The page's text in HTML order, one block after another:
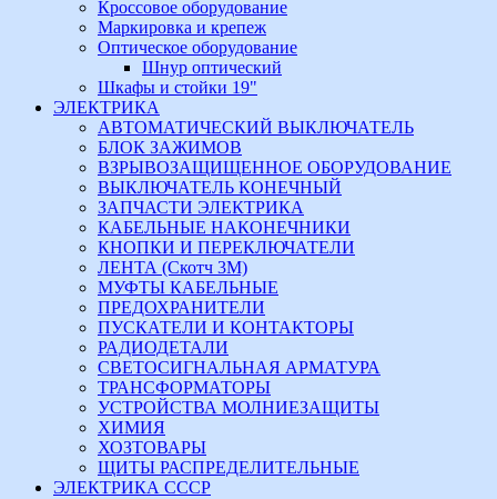
Кроссовое оборудование
Маркировка и крепеж
Оптическое оборудование
Шнур оптический
Шкафы и стойки 19"
ЭЛЕКТРИКА
АВТОМАТИЧЕСКИЙ ВЫКЛЮЧАТЕЛЬ
БЛОК ЗАЖИМОВ
ВЗРЫВОЗАЩИЩЕННОЕ ОБОРУДОВАНИЕ
ВЫКЛЮЧАТЕЛЬ КОНЕЧНЫЙ
ЗАПЧАСТИ ЭЛЕКТРИКА
КАБЕЛЬНЫЕ НАКОНЕЧНИКИ
КНОПКИ И ПЕРЕКЛЮЧАТЕЛИ
ЛЕНТА (Скотч 3М)
МУФТЫ КАБЕЛЬНЫЕ
ПРЕДОХРАНИТЕЛИ
ПУСКАТЕЛИ И КОНТАКТОРЫ
РАДИОДЕТАЛИ
СВЕТОСИГНАЛЬНАЯ АРМАТУРА
ТРАНСФОРМАТОРЫ
УСТРОЙСТВА МОЛНИЕЗАЩИТЫ
ХИМИЯ
ХОЗТОВАРЫ
ЩИТЫ РАСПРЕДЕЛИТЕЛЬНЫЕ
ЭЛЕКТРИКА СССР